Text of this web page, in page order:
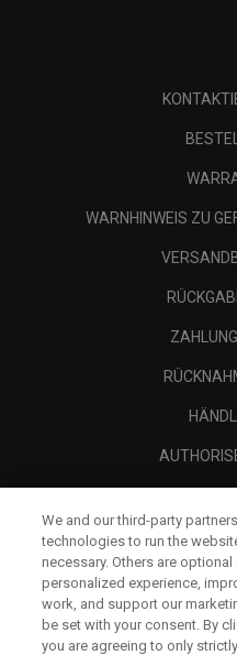
WARNHINWEIS ZU
We and our third-party
technologies to run the
necessary. Others are
personalized experience,
work, and support our
be set with your consent. By
you are agreeing to only